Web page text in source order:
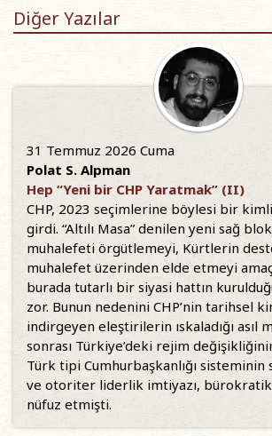
Diğer Yazılar
31 Temmuz 2026 Cuma
Polat S. Alpman
Hep “Yeni bir CHP Yaratmak” (II)
CHP, 2023 seçimlerine böylesi bir
girdi. “Altılı Masa” denilen yeni sağ
muhalefeti örgütlemeyi, Kürtlerin
muhalefet üzerinden elde etmeyi
burada tutarlı bir siyasi hattın
zor. Bunun nedenini CHP’nin tarihsel
indirgeyen eleştirilerin ıskaladığı asıl
sonrası Türkiye’deki rejim
Türk tipi Cumhurbaşkanlığı sisteminin
ve otoriter liderlik imtiyazı, bürokratik
nüfuz etmişti.